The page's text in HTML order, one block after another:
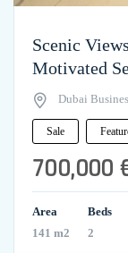
Scenic
Motivated
Dubai
Sale
700,000
Area
141 m2
Beds
2